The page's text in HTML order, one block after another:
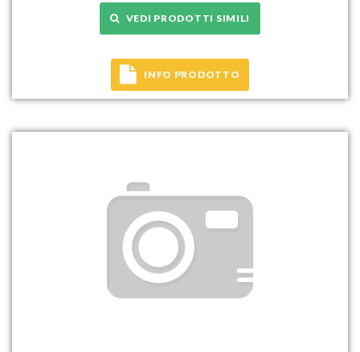
VEDI PRODOTTI SIMILI
INFO PRODOTTO